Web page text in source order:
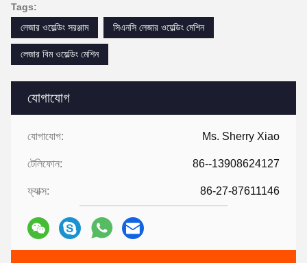
যোগাযোগ
যোগাযোগ: Ms. Sherry Xiao
টেলিফোন: 86--13908624127
ফ্যাক্স: 86-27-87611146
Tags:
লেজার ওয়েল্ডিং সরঞ্জাম
সিএনসি লেজার ওয়েল্ডিং মেশিন
লেজার বিম ওয়েল্ডিং মেশিন